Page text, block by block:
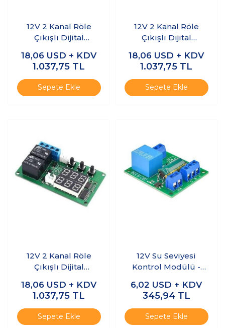
12V 2 Kanal Röle
Çıkışlı Dijital
Kırmızı/Kırmızı
18,06 USD + KDV
1.037,75 TL
Sepete Ekle
12V 2 Kanal Röle
Çıkışlı Dijital
Kırmızı/Mavi
18,06 USD + KDV
1.037,75 TL
Sepete Ekle
12V 2 Kanal Röle
Çıkışlı Dijital
Kırmızı/Yeşil
18,06 USD + KDV
1.037,75 TL
Sepete Ekle
12V Su Seviyesi
Kontrol Modülü -
6,02 USD + KDV
345,94 TL
Sepete Ekle